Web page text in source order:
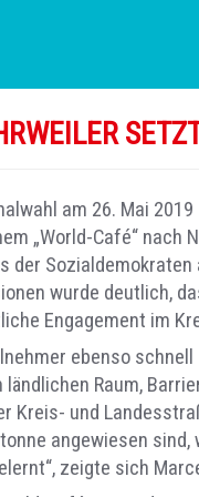
am 26. Mai
„World-Café“
der
wurde deutlich,
Engagement im
ebenso
Raum,
Kreis- und
angewiesen
zeigte sich